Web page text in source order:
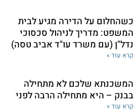
כשהחלום על הדירה מגיע לבית
המשפט: מדריך לניהול סכסוכי
נדל"ן (עם משרד עו"ד אביב טסה)
קרא עוד »
המשכנתא שלכם לא מתחילה
בבנק – היא מתחילה הרבה לפני
קרא עוד »